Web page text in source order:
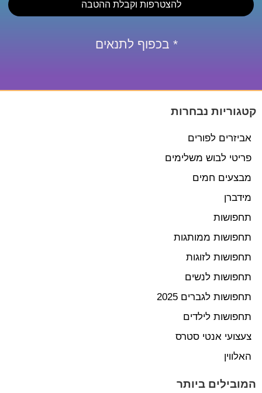
להצטרפות וקבלת ההטבה
* בכפוף לתנאים
קטגוריות נבחרות
אביזרים לפורים
פריטי לבוש משלימים
מבצעים חמים
מידברן
תחפושות
תחפושות ממותגות
תחפושות לזוגות
תחפושות לנשים
תחפושות לגברים 2025
תחפושות לילדים
צעצועי אנטי סטרס
האלווין
המובילים ביותר